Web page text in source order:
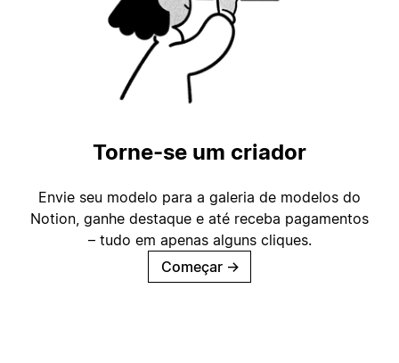
Torne-se um criador
Envie seu modelo para a galeria de modelos do
Notion, ganhe destaque e até receba pagamentos
– tudo em apenas alguns cliques.
Começar →